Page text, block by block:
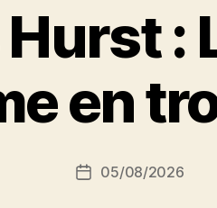
:
en
Auteur
N
Date05/08/2026